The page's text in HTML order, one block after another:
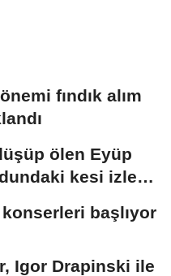
fındık alım
ölen Eyüp
kesi izleri
başlıyor
Igor Drapinski ile